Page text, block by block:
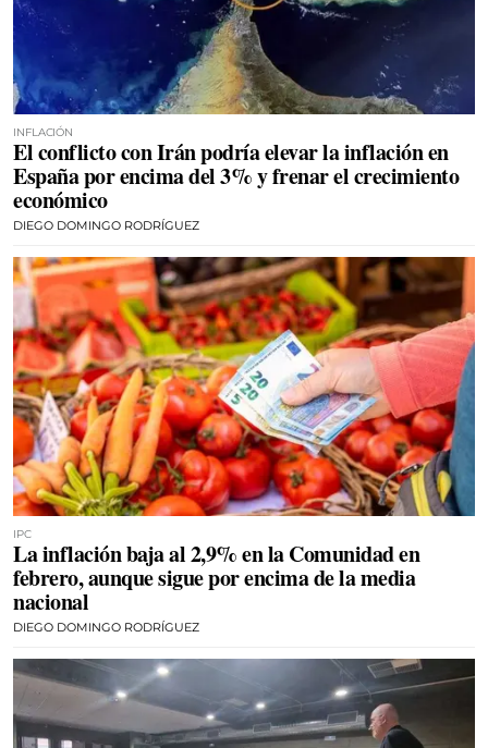
INFLACIÓN
El conflicto con Irán podría elevar la inflación en
España por encima del 3% y frenar el crecimiento
económico
DIEGO DOMINGO RODRÍGUEZ
IPC
La inflación baja al 2,9% en la Comunidad en
febrero, aunque sigue por encima de la media
nacional
DIEGO DOMINGO RODRÍGUEZ